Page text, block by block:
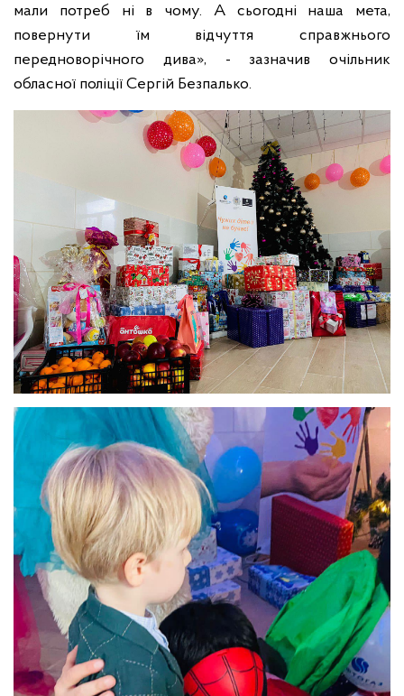
мали потреб ні в чому. А сьогодні наша мета,
повернути їм відчуття справжнього
передноворічного дива», - зазначив очільник
обласної поліції Сергій Безпалько.